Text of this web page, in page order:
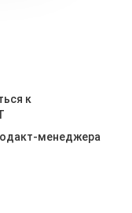
к
менеджера